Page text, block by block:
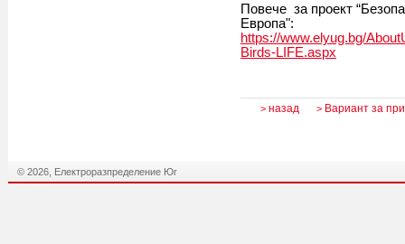
Повече за проект
Европа":
https://www.elyug.bg/
Birds-LIFE.aspx
> назад > Вариант за
© 2026, Електроразпределение Юг